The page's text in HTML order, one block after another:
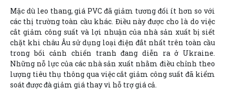
Mặc dù leo thang, giá PVC đã giảm tương đối ít hơn so với
các thị trường toàn cầu khác. Điều này được cho là do việc
cắt giảm công suất và lợi nhuận của nhà sản xuất bị siết
chặt khi châu Âu sử dụng loại điện đắt nhất trên toàn cầu
trong bối cảnh chiến tranh đang diễn ra ở Ukraine.
Những nỗ lực của các nhà sản xuất nhằm điều chỉnh theo
lượng tiêu thụ thông qua việc cắt giảm công suất đã kiểm
soát được đà giảm giá thay vì hỗ trợ giá cả.